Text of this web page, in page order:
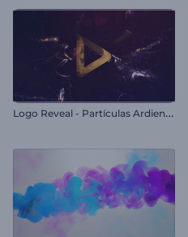
L
ogo Reveal - Partículas Ardientes